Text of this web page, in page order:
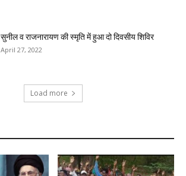
सुनील व राजनारायण की स्मृति में हुआ दो दिवसीय शिविर
April 27, 2022
Load more